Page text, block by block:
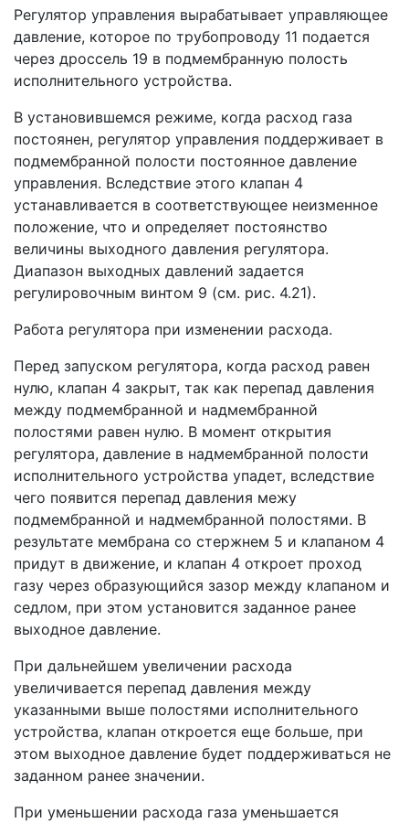
Регулятор управления вырабатывает управляющее
давление, которое по трубопроводу 11 подается
через дроссель 19 в подмембранную полость
исполнительного устройства.
В установившемся режиме, когда расход газа
постоянен, регулятор управления поддерживает в
подмембранной полости постоянное давление
управления. Вследствие этого клапан 4
устанавливается в соответствующее неизменное
положение, что и определяет постоянство
величины выходного давления регулятора.
Диапазон выходных давлений задается
регулировочным винтом 9 (см. рис. 4.21).
Работа регулятора при изменении расхода.
Перед запуском регулятора, когда расход равен
нулю, клапан 4 закрыт, так как перепад давления
между подмембранной и надмембранной
полостями равен нулю. В момент открытия
регулятора, давление в надмембранной полости
исполнительного устройства упадет, вследствие
чего появится перепад давления межу
подмембранной и надмембранной полостями. В
результате мембрана со стержнем 5 и клапаном 4
придут в движение, и клапан 4 откроет проход
газу через образующийся зазор между клапаном и
седлом, при этом установится заданное ранее
выходное давление.
При дальнейшем увеличении расхода
увеличивается перепад давления между
указанными выше полостями исполнительного
устройства, клапан откроется еще больше, при
этом выходное давление будет поддерживаться не
заданном ранее значении.
При уменьшении расхода газа уменьшается